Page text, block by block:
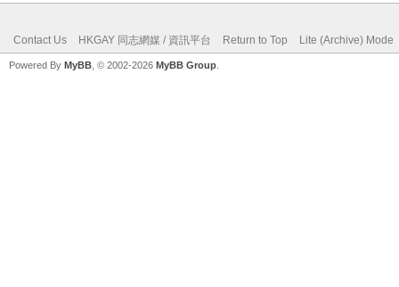
Contact Us HKGAY 同志網媒 / 資訊平台 Return to Top Lite (Archive) Mode
Powered By MyBB , © 2002-2026 MyBB Group